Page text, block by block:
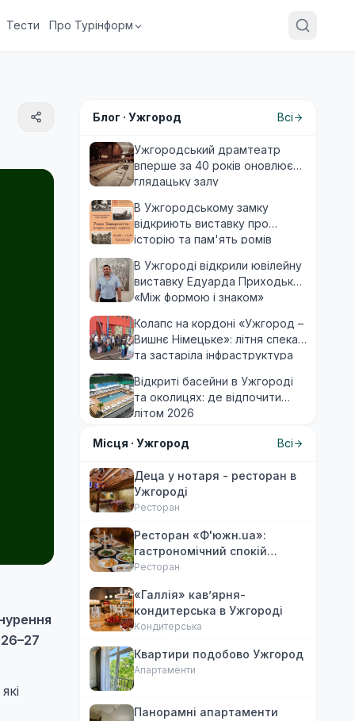
Тести Про Турінформ
Блог · Ужгород Всі
Ужгородський драмтеатр
вперше за 40 років оновлює
глядацьку залу
В Ужгородському замку
відкриють виставку про
історію та пам'ять ромів
В Ужгороді відкрили ювілейну
виставку Едуарда Приходька
«Між формою і знаком»
Колапс на кордоні «Ужгород –
Вишнє Німецьке»: літня спека
та застаріла інфраструктура
Відкриті басейни в Ужгороді
та околицях: де відпочити
літом 2026
Місця · Ужгород Всі
Деца у нотаря - ресторан в
Ужгороді
Ресторан
Ресторан «Ф'южн.ua»:
гастрономічний спокій
Ужгорода. Авторська
Ресторан
«Галлія» кав’ярня-
кондитерська в Ужгороді
Кондитерська
Квартири подобово Ужгород
Апартаменти
Панорамні апартаменти